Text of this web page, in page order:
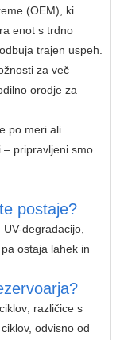
(OEM), ki
enot s trdno
trajen uspeh.
za več
orodje za
po meri ali
– pripravljeni smo
postaje?
degradacijo,
ostaja lahek in
različice s
odvisno od